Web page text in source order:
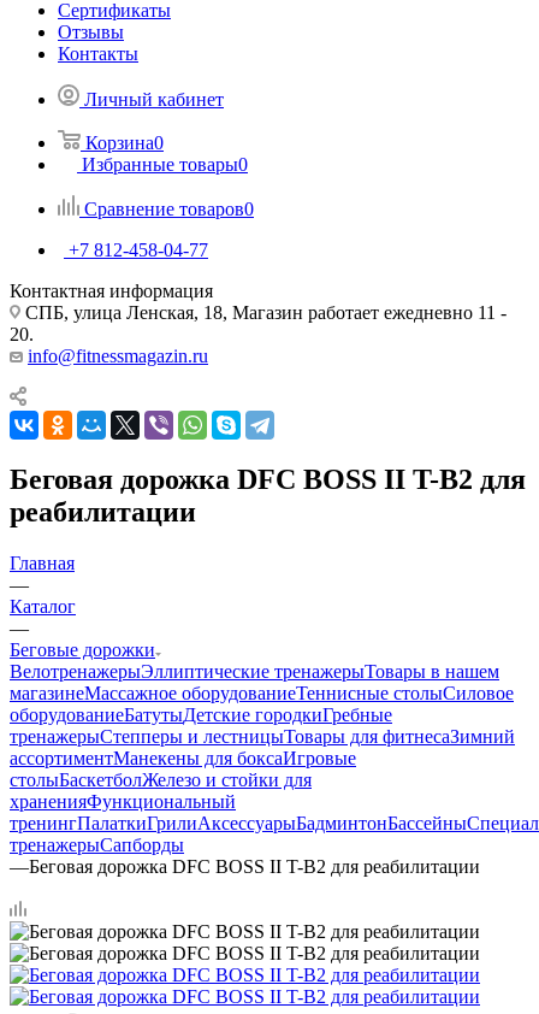
Сертификаты
Отзывы
Контакты
Личный кабинет
Корзина0
Избранные товары0
Сравнение товаров0
+7 812-458-04-77
Контактная информация
СПБ, улица Ленская, 18, Магазин работает ежедневно 11 -
20.
info@fitnessmagazin.ru
Беговая дорожка DFC BOSS II T-B2 для
реабилитации
Главная
—
Каталог
—
Беговые дорожки
ВелотренажерыЭллиптические тренажерыТовары в нашем
магазинеМассажное оборудованиеТеннисные столыСиловое
оборудованиеБатутыДетские городкиГребные
тренажерыСтепперы и лестницыТовары для фитнесаЗимний
ассортиментМанекены для боксаИгровые
столыБаскетболЖелезо и стойки для
храненияФункциональный
тренингПалаткиГрилиАксессуарыБадминтонБассейны
тренажерыСапборды
—Беговая дорожка DFC BOSS II T-B2 для реабилитации